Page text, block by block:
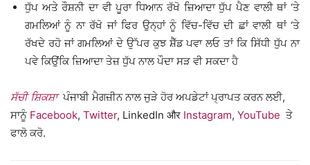
ਧੁੱਪ ਅਤੇ ਰੌਸ਼ਨੀ ਦਾ ਵੀ ਪੂਰਾ ਧਿਆਨ ਰੱਖੋ ਜ਼ਿਆਦਾ ਧੁੱਪ ਪੈਣ ਵਾਲੀ ਥਾਂ ‘ਤੇ
ਗਮਲਿਆਂ ਨੂੰ ਨਾ ਰੱਖੋ ਜਾਂ ਫਿਰ ਉਨ੍ਹਾਂ ਨੂੰ ਵਿੱਚ-ਵਿੱਚ ਦੀ ਛਾਂ ਵਾਲੀ ਥਾਂ ‘ਤੇ
ਰੱਖਦੇ ਰਹੋ ਜਾਂ ਗਮਲਿਆਂ ਦੇ ਉੱਪਰ ਕੁਝ ਸ਼ੈੱਡ ਪਵਾ ਲਓ ਤਾਂ ਕਿ ਸਿੱਧੀ ਧੁੱਪ ਨਾ
ਪਵੇ ਕਿਉਂਕਿ ਜ਼ਿਆਦਾ ਤੇਜ਼ ਧੁੱਪ ਨਾਲ ਪੌਦਾ ਸੜ ਵੀ ਸਕਦਾ ਹੈ
ਸੱਚੀ ਸ਼ਿਕਸ਼ਾ ਪੰਜਾਬੀ ਮੈਗਜ਼ੀਨ ਨਾਲ ਜੁੜੇ ਹੋਰ ਅਪਡੇਟਾਂ ਪ੍ਰਾਪਤ ਕਰਨ ਲਈ,
ਸਾਨੂੰ Facebook, Twitter, LinkedIn और Instagram, YouTube ਤੇ
ਫਾਲੋ ਕਰੋ.